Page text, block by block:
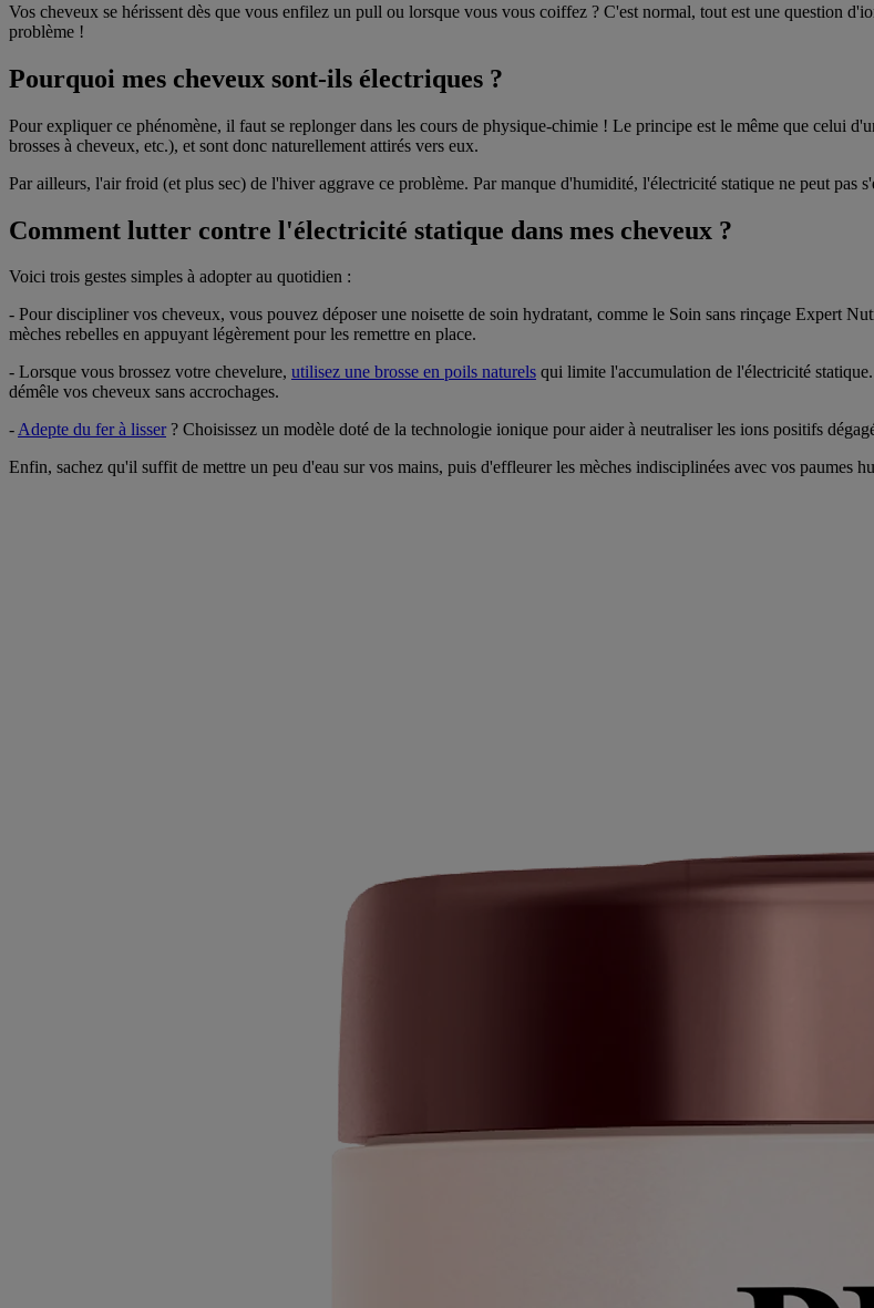
Vos cheveux se hérissent dès que vous enfilez un pull ou lorsque vous vous coiffez ? C'est normal, tout est une question
problème !
Pourquoi mes cheveux sont-ils électriques ?
Pour expliquer ce phénomène, il faut se replonger dans les cours de physique-chimie ! Le principe est le même que celui
brosses à cheveux, etc.), et sont donc naturellement attirés vers eux.
Par ailleurs, l'air froid (et plus sec) de l'hiver aggrave ce problème. Par manque d'humidité, l'électricité statique ne peut pas
Comment lutter contre l'électricité statique dans mes cheveux ?
Voici trois gestes simples à adopter au quotidien :
- Pour discipliner vos cheveux, vous pouvez déposer une noisette de soin hydratant, comme le Soin sans rinçage Expert
mèches rebelles en appuyant légèrement pour les remettre en place.
- Lorsque vous brossez votre chevelure, utilisez une brosse en poils naturels qui limite l'accumulation de l'électricité
démêle vos cheveux sans accrochages.
-Adepte du fer à lisser? Choisissez un modèle doté de la technologie ionique pour aider à neutraliser les ions positifs
Enfin, sachez qu'il suffit de mettre un peu d'eau sur vos mains, puis d'effleurer les mèches indisciplinées avec vos paumes